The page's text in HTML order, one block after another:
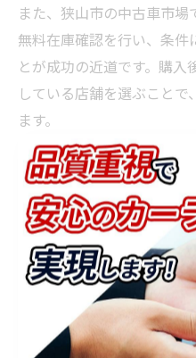
また、狭山市の中古車市
無料在庫確認を行い、条件
とが成功の近道です。購
している店舗を選ぶこと
ます。
初心者の方は、専門スタ
店予約を活用し、不安や
おすすめです。経験者は
も参考にし、自分に合っ
予算に合う中
術